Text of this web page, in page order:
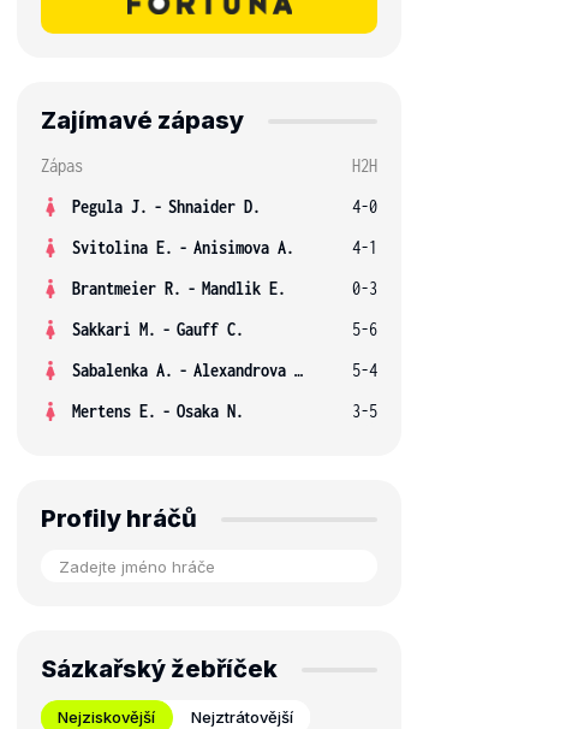
Zajímavé zápasy
Zápas
H2H
Pegula J. - Shnaider D.
4-0
Svitolina E. - Anisimova A.
4-1
Brantmeier R. - Mandlik E.
0-3
Sakkari M. - Gauff C.
5-6
Sabalenka A. - Alexandrova E.
5-4
Mertens E. - Osaka N. 3-5
Profily hráčů
Sázkařský žebříček
Nejziskovější Nejztrátovější